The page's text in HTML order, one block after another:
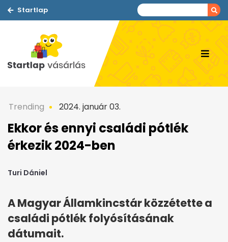
Startlap
Trending 2024. január 03.
Ekkor és ennyi családi pótlék
érkezik 2024-ben
Turi Dániel
A Magyar Államkincstár közzétette a
családi pótlék folyósításának
dátumait.